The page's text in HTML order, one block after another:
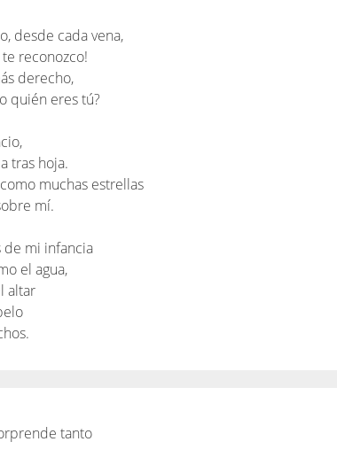
desde cada vena,
reconozco!
derecho,
quién eres tú?
tras hoja.
muchas estrellas
mí.
de mi infancia
el agua,
altar
tanto